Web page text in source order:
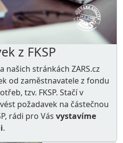
z FKSP
našich stránkách ZARS.cz
od zaměstnavatele z fondu
, tzv. FKSP. Stačí v
požadavek na částečnou
rádi pro Vás vystavíme
.